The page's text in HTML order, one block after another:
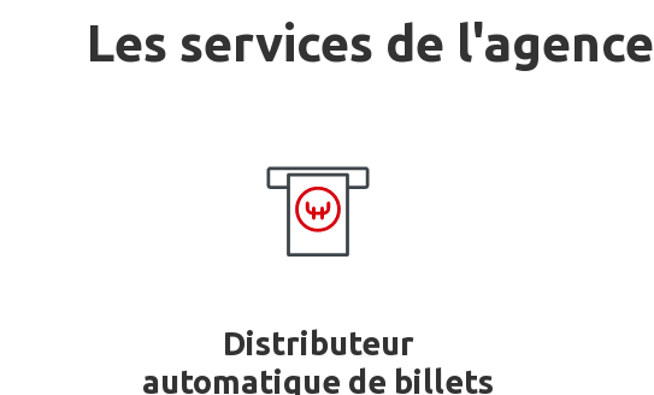
Les services de l'agence
Distributeur
automatique de billets